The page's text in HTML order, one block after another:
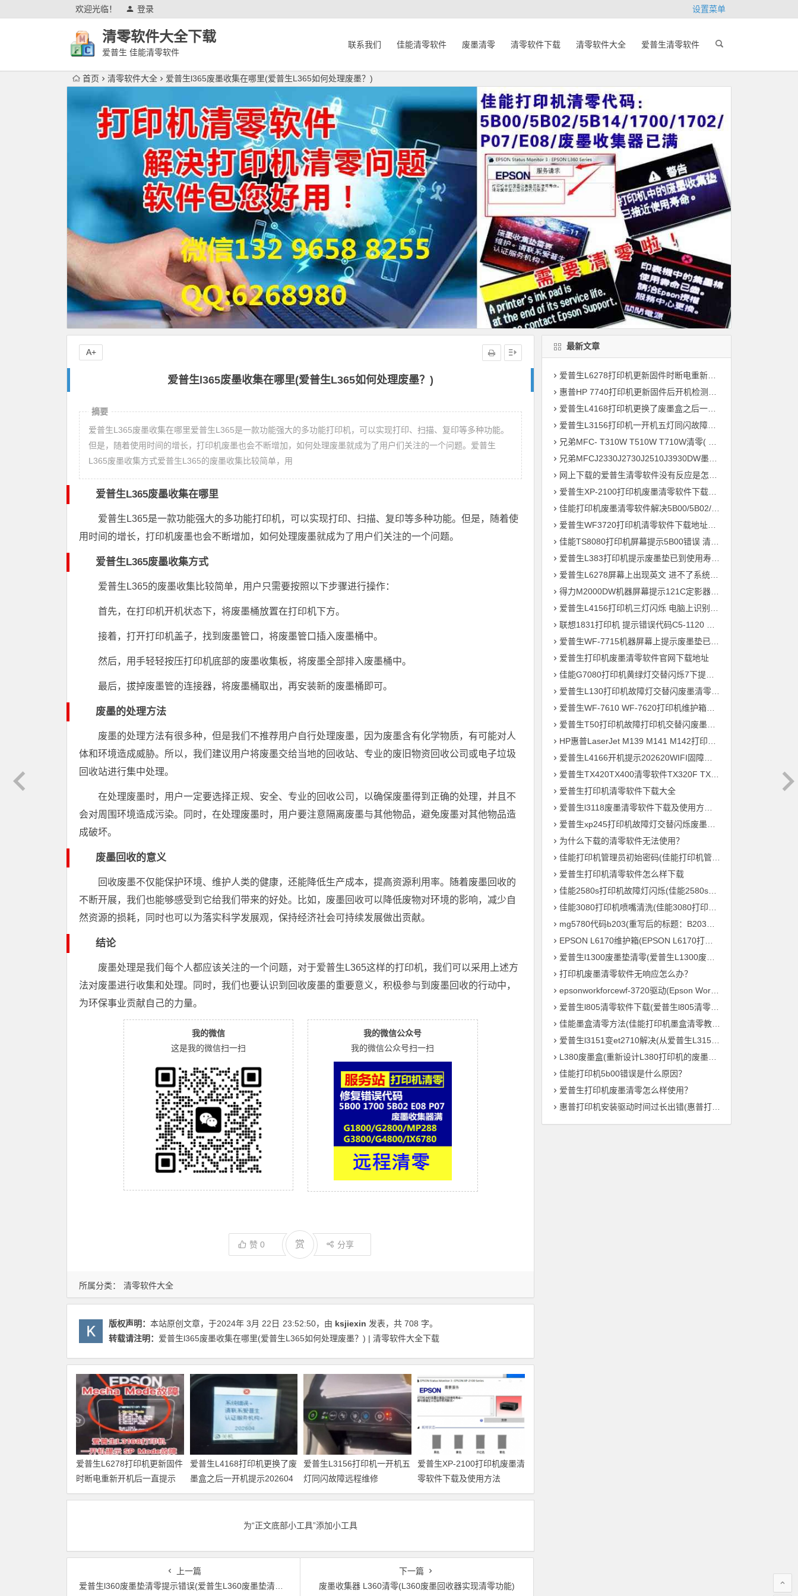
欢迎光临！ 登录 设置菜单
清零软件大全下载
爱普生 佳能清零软件
联系我们 佳能清零软件 废墨清零 清零软件下载 清零软件大全 爱普生清零软件
首页 清零软件大全 爱普生l365废墨收集在哪里(爱普生L365如何处理废墨？)
爱普生l365废墨收集在哪里(爱普生L365如何处理废墨？)
A+
所属分类： 清零软件大全
摘要
爱普生L365废墨收集在哪里爱普生L365是一款功能强大的多功能打印机，可以实现打印、扫描、复印等多种功能。
但是，随着使用时间的增长，打印机废墨也会不断增加，如何处理废墨就成为了用户们关注的一个问题。爱普生
L365废墨收集方式爱普生L365的废墨收集比较简单，用
爱普生L365废墨收集在哪里
爱普生L365是一款功能强大的多功能打印机，可以实现打印、扫描、复印等多种功能。但是，随着使
用时间的增长，打印机废墨也会不断增加，如何处理废墨就成为了用户们关注的一个问题。
爱普生L365废墨收集方式
爱普生L365的废墨收集比较简单，用户只需要按照以下步骤进行操作：
首先，在打印机开机状态下，将废墨桶放置在打印机下方。
接着，打开打印机盖子，找到废墨管口，将废墨管口插入废墨桶中。
然后，用手轻轻按压打印机底部的废墨收集板，将废墨全部排入废墨桶中。
最后，拔掉废墨管的连接器，将废墨桶取出，再安装新的废墨桶即可。
废墨的处理方法
废墨的处理方法有很多种，但是我们不推荐用户自行处理废墨，因为废墨含有化学物质，有可能对人
体和环境造成威胁。所以，我们建议用户将废墨交给当地的回收站、专业的废旧物资回收公司或电子垃圾
回收站进行集中处理。
在处理废墨时，用户一定要选择正规、安全、专业的回收公司，以确保废墨得到正确的处理，并且不
会对周围环境造成污染。同时，在处理废墨时，用户要注意隔离废墨与其他物品，避免废墨对其他物品造
成破坏。
废墨回收的意义
回收废墨不仅能保护环境、维护人类的健康，还能降低生产成本，提高资源利用率。随着废墨回收的
不断开展，我们也能够感受到它给我们带来的好处。比如，废墨回收可以降低废物对环境的影响，减少自
然资源的损耗，同时也可以为落实科学发展观，保持经济社会可持续发展做出贡献。
结论
废墨处理是我们每个人都应该关注的一个问题，对于爱普生L365这样的打印机，我们可以采用上述方
法对废墨进行收集和处理。同时，我们也要认识到回收废墨的重要意义，积极参与到废墨回收的行动中，
为环保事业贡献自己的力量。
我的微信
这是我的微信扫一扫
我的微信公众号
我的微信公众号扫一扫
赞 0 赏 分享
版权声明： 本站原创文章，于2024年 3月 22日 23:52:50，由 ksjiexin 发表，共 708 字。
转载请注明： 爱普生l365废墨收集在哪里(爱普生L365如何处理废墨？) | 清零软件大全下载
爱普生L6278打印机更新固件
时断电重新开机后一直提示
Recovery Mode故障
爱普生L4168打印机更换了废
墨盒之后一开机提示202604
故障代码维修
爱普生L3156打印机一开机五
灯同闪故障远程维修
爱普生XP-2100打印机废墨清
零软件下载及使用方法
为“正文底部小工具”添加小工具
上一篇
爱普生l360废墨垫清零提示错误(爱普生L360废墨垫清零提示错误需注意)
下一篇
废墨收集器 L360清零(L360废墨回收器实现清零功能)
最新文章
爱普生L6278打印机更新固件时断电重新开机后一直提示Recovery Mode故障
惠普HP 7740打印机更新固件后开机检测到非HP芯片刷机降级解决教程
爱普生L4168打印机更换了废墨盒之后一开机提示202604故障代码维修
爱普生L3156打印机一开机五灯同闪故障远程维修
兄弟MFC- T310W T510W T710W清零( 墨水回收盒已满，将满或设备故障46 )
兄弟MFCJ2330J2730J2510J3930DW墨水国收盒已满清零教程
网上下载的爱普生清零软件没有反应是怎么回事 ?
爱普生XP-2100打印机废墨清零软件下载及使用方法
佳能打印机废墨清零软件解决5B00/5B02/1700故障
爱普生WF3720打印机清零软件下载地址大全
佳能TS8080打印机屏幕提示5B00错误 清零快速解决问题
爱普生L383打印机提示废墨垫已到使用寿命通过清零快速解决问题
爱普生L6278屏幕上出现英文 进不了系统 刷固件快速解决问题
得力M2000DW机器屏幕提示121C定影器错误 快速解决方法
爱普生L4156打印机三灯闪烁 电脑上识别ET-2700型号 刷固件快速解决问题
联想1831打印机 提示错误代码C5-1120 C6-1120提示更换新的转印带装置 定影组件装置 快速解决方案
爱普生WF-7715机器屏幕上提示废墨垫已到使用寿命用软件清零快速解决问题
爱普生打印机废墨清零软件官网下载地址
佳能G7080打印机黄绿灯交替闪烁7下提示5B00废墨清零教程
爱普生L130打印机故障灯交替闪废墨清零软件下载方法教程
爱普生WF-7610 WF-7620打印机维护箱寿命清零不识别墨盒远程刷机
爱普生T50打印机故障打印机交替闪废墨清零软件下载教程
HP惠普LaserJet M139 M141 M142打印机屏幕显示电脑上识别机器型号为3020
爱普生L4166开机提示202620WIFI固障维修教程
爱普生TX420TX400清零软件TX320F TX700w打印机废墨收集垫满
爱普生打印机清零软件下载大全
爱普生l3118废墨清零软件下载及使用方法教程
爱普生xp245打印机故障灯交替闪烁废墨清零软件下载及使用方法教程
为什么下载的清零软件无法使用？
佳能打印机管理员初始密码(佳能打印机管理员默认密码是什么？)
爱普生打印机清零软件怎么样下载
佳能2580s打印机故障灯闪烁(佳能2580s打印机故障灯频繁闪烁怎么办？)
佳能3080打印机喷嘴清洗(佳能3080打印机喷头清理方法)
mg5780代码b203(重写后的标题：B203毛绒鸟打印机 – MG5780系列的新成员)
EPSON L6170维护箱(EPSON L6170打印机维护盒的重要性)
爱普生l1300废墨垫清零(爱普生L1300废墨垫重置，让您的打印机继续高效输出！)
打印机废墨清零软件无响应怎么办？
epsonworkforcewf-3720驱动(Epson WorkForce WF-3720 打印机驱动下载及安装教程)
爱普生l805清零软件下载(爱普生l805清零软件免费下载)
佳能墨盒清零方法(佳能打印机墨盒清零教程，轻松零成本重复利用)
爱普生l3151变et2710解决(从爱普生L3151到ET2710：打印机参数全解析)
L380废墨盒(重新设计L380打印机的废墨处理系统)
佳能打印机5b00错误是什么原因？
爱普生打印机废墨清零怎么样使用？
惠普打印机安装驱动时间过长出错(惠普打印机驱动安装时间异常——解决方法总结)